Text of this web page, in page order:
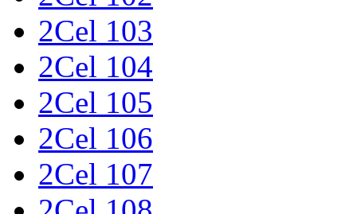
2Cel 103
2Cel 104
2Cel 105
2Cel 106
2Cel 107